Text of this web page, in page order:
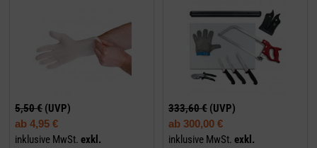
5,50 € (UVP)
ab 4,95 €
inklusive MwSt. exkl.
333,60 € (UVP)
ab 300,00 €
inklusive MwSt. exkl.